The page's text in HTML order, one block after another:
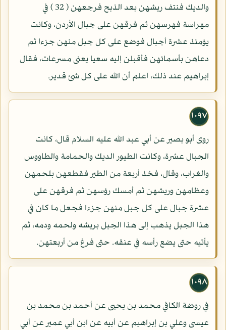
والديك فنتف ريشهن بعد الذبح فرجعهن ( 32 ) في
مهراسة فهرسهن ثم فرقهن على جبال الأردن، وكانت
يؤمئذ عشرة أجبال فوضع على كل جبل منهن جزءا ثم
دعاهن بأسمائهن فأقبلن إليه سعيا يعنى مسرعات، فقال
إبراهيم عند ذلك، اعلم أن الله على كل شئ قدير.
١٠٩٧
روى أبو بصير عن أبي عبد الله عليه السلام قال، كانت
الجبال عشرة، وكانت الطيور الديك والحمامة والطاووس
والغراب، وقال، فخذ أربعة من الطير فقطعهن بلحمهن
وعظامهن وريشهن ثم أمسك رؤسهن ثم فرقهن على
عشرة جبال على كل جبل منهن جزءا فجعل ما كان في
هذا الجبل يذهب إلى هذا الجبل بريشه ولحمه ودمه، ثم
يأتيه حتى يضع رأسه في عنقه. حتى فرغ من أربعتهن.
١٠٩٨
في روضة الكافي محمد بن يحيى عن أحمد بن محمد بن
عيسى وعلي بن إبراهيم عن أبيه عن ابن أبي عمير عن أبي